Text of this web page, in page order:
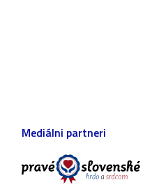
Mediálni partneri